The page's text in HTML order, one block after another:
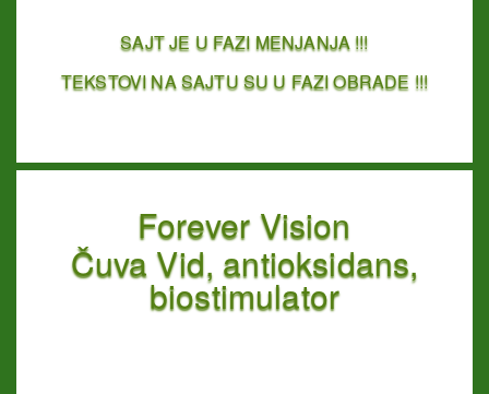
SAJT JE U FAZI MENJANJA !!!
TEKSTOVI NA SAJTU SU U FAZI OBRADE !!!
Forever Vision
Čuva Vid, antioksidans,
biostimulator